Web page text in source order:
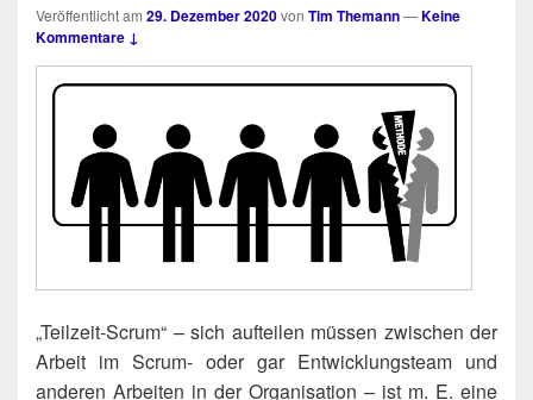
Veröffentlicht am 29. Dezember 2020von Tim Themann—Keine
Kommentare ↓
„Teil­zeit-Scrum“ – sich auf­tei­len müs­sen zwi­schen der
Arbeit im Scrum- oder gar Ent­wick­lungs­team und
ande­ren Arbei­ten in der Orga­ni­sa­ti­on – ist m. E. eine